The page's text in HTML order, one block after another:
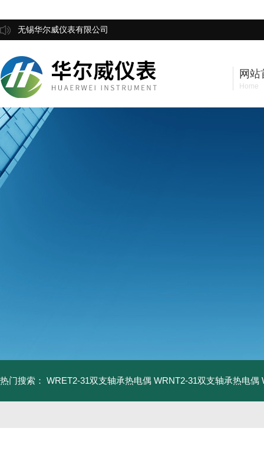
无锡华尔威仪表有限公司
网站
Home
热门搜索： WRET2-31双支轴承热电偶 WRNT2-31双支轴承热电偶